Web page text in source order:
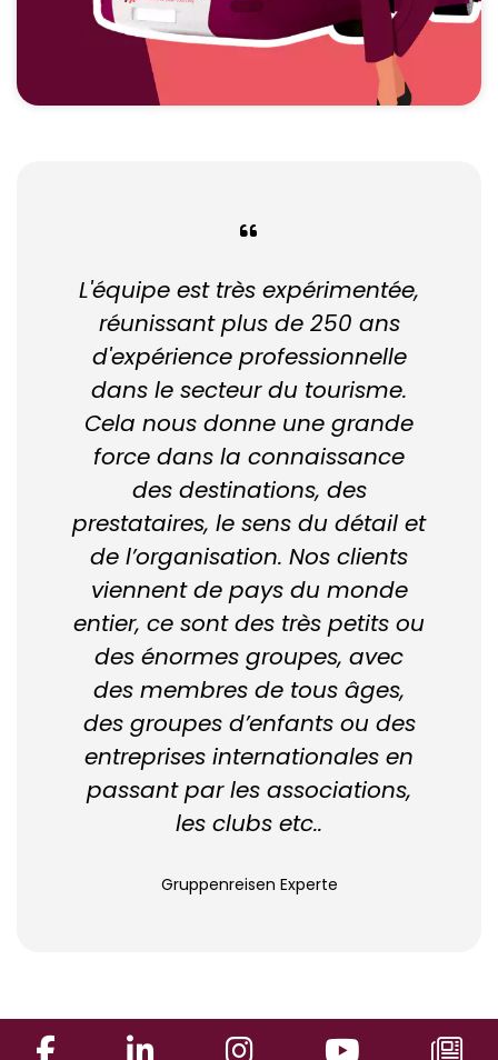
L'équipe est très expérimentée,
réunissant plus de 250 ans
d'expérience professionnelle
dans le secteur du tourisme.
Cela nous donne une grande
force dans la connaissance
des destinations, des
prestataires, le sens du détail et
de l’organisation. Nos clients
viennent de pays du monde
entier, ce sont des très petits ou
des énormes groupes, avec
des membres de tous âges,
des groupes d’enfants ou des
entreprises internationales en
passant par les associations,
les clubs etc..
Gruppenreisen Experte